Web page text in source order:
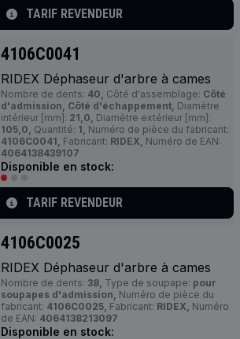
TARIF REVENDEUR
4106C0041
RIDEX Déphaseur d'arbre à cames
Nombre de dents: 40, Côté d'assemblage: Côté
d'admission, Côté d'échappement, Diamètre
intérieur [mm]: 21,0, Diamètre extérieur [mm]:
105,0, Quantité: 1, Numéro de pièce du fabricant:
4106C0041, Fabricant: RIDEX, Numéro de EAN:
4064138439107
Disponible en stock:
TARIF REVENDEUR
4106C0025
RIDEX Déphaseur d'arbre à cames
Nombre de dents: 38, Type de soupape: pour
soupapes d'admission, Numéro de pièce du
fabricant: 4106C0025, Fabricant: RIDEX, Numéro
de EAN: 4064138213097
Disponible en stock: